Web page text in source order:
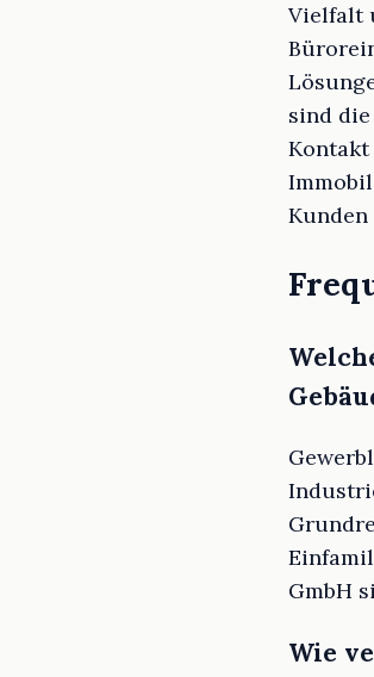
Vielfalt
sind
Kontakt
GmbH
Wie